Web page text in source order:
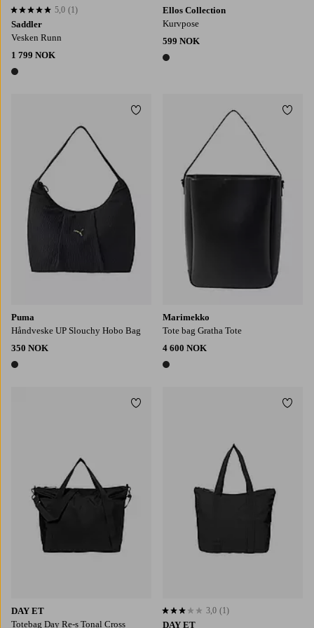
Saddler
Vesken Runn
1 799 NOK
1 farge
5,0 basert på 1 karaktergivninger
5,0 (1)
Ellos Collection
Kurvpose
599 NOK
1 farge
Puma
Håndveske UP Slouchy Hobo Bag
350 NOK
1 farge
Legg til favoritter
Marimekko
Tote bag Gratha Tote
4 600 NOK
1 farge
DAY ET
Totebag Day Re-s Tonal Cross
Legg til favoritter
DAY ET
3,0 basert på 1 karaktergivninger
3,0 (1)